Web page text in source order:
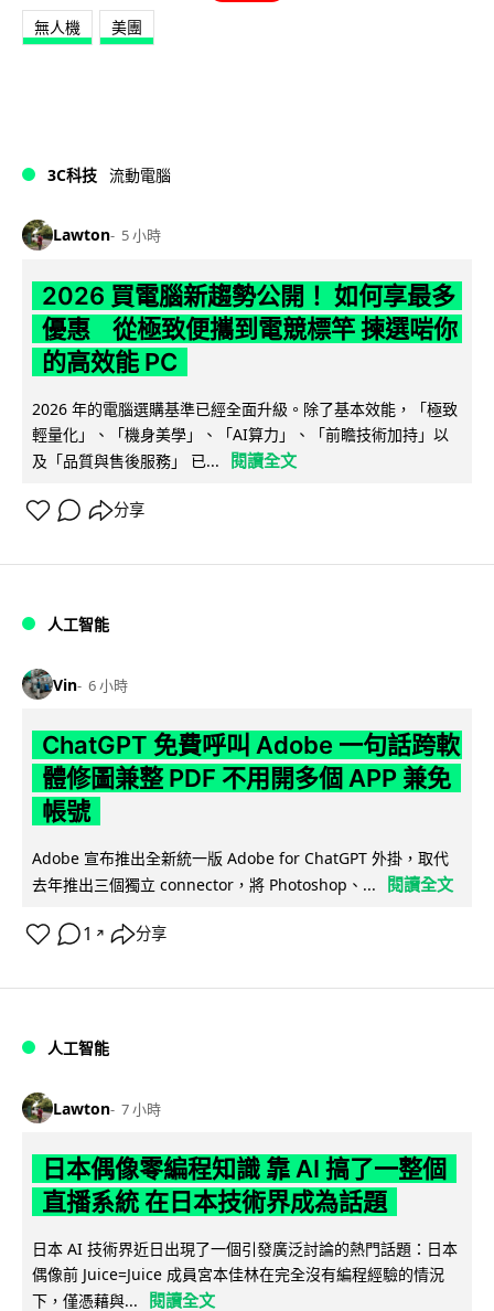
無人機 美團
3C科技 流動電腦
Lawton 5 小時
2026 買電腦新趨勢公開！ 如何享最多
優惠 從極致便攜到電競標竿 揀選啱你
的高效能 PC
2026 年的電腦選購基準已經全面升級。除了基本效能，「極致
輕量化」、「機身美學」、「AI算力」、「前瞻技術加持」以
及「品質與售後服務」 已...
閱讀全文
分享
人工智能
Vin 6 小時
ChatGPT 免費呼叫 Adobe 一句話跨軟
體修圖兼整 PDF 不用開多個 APP 兼免
帳號
Adobe 宣布推出全新統一版 Adobe for ChatGPT 外掛，取代
去年推出三個獨立 connector，將 Photoshop、...
閱讀全文
1 ↗ 分享
人工智能
Lawton 7 小時
日本偶像零編程知識 靠 AI 搞了一整個
直播系統 在日本技術界成為話題
日本 AI 技術界近日出現了一個引發廣泛討論的熱門話題：日本
偶像前 Juice=Juice 成員宮本佳林在完全沒有編程經驗的情況
下，僅憑藉與...
閱讀全文